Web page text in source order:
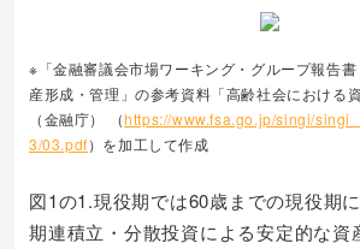
※「金融審議会市場ワーキング・グループ報告
産形成・管理」の参考資料「高齢社会における
（金融庁） （https://www.fsa.go.jp/singi/
3/03.pdf）を加工して作成
図1の1.現役期では60歳までの現役期
期連積立・分散投資による安定的な資